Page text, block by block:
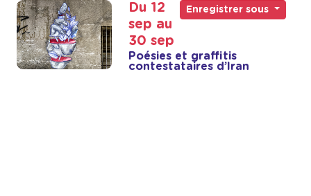
Du 12
sep au
30 sep
Enregistrer sous
Poésies et graffitis
contestataires d’Iran